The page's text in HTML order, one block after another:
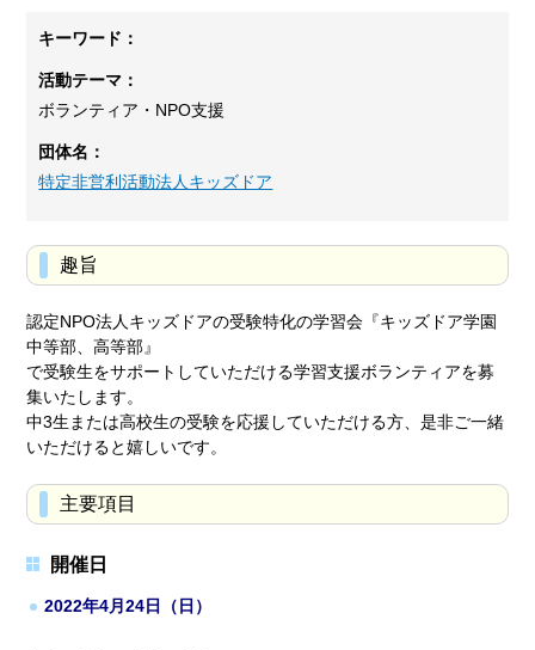
キーワード：
活動テーマ：
ボランティア・NPO支援
団体名：
特定非営利活動法人キッズドア
趣旨
認定NPO法人キッズドアの受験特化の学習会『キッズドア学園
中等部、高等部』
で受験生をサポートしていただける学習支援ボランティアを募
集いたします。
中3生または高校生の受験を応援していただける方、是非ご一緒
いただけると嬉しいです。
主要項目
開催日
2022年4月24日（日）